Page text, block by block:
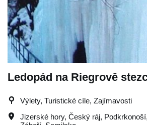
Ledopád na Riegrově
Výlety, Turistické cíle, Zajímavosti
Jizerské hory, Český ráj, Podkrkonoší,